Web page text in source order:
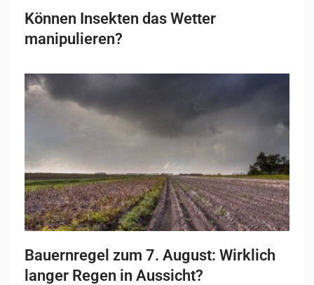
Können Insekten das Wetter
manipulieren?
Bauernregel zum 7. August: Wirklich
langer Regen in Aussicht?